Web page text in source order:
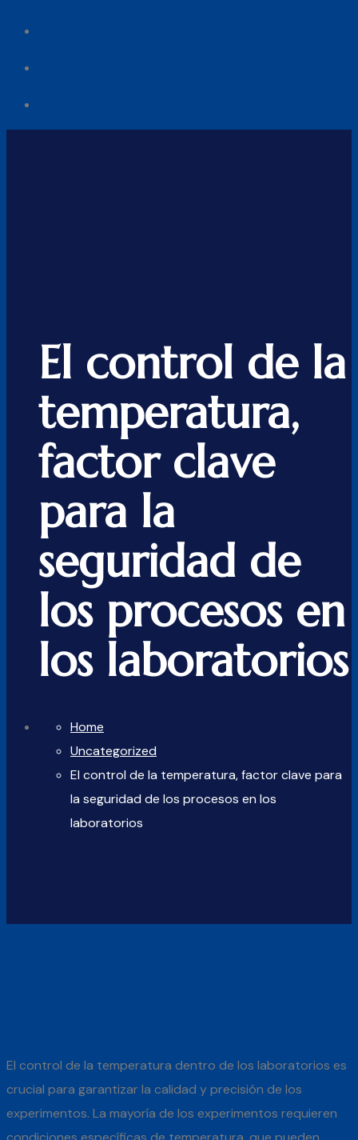
El control de la
temperatura,
factor clave
para la
seguridad de
los procesos en
los laboratorios
Home
Uncategorized
El control de la temperatura, factor clave para
la seguridad de los procesos en los
laboratorios
El control de la temperatura dentro de los laboratorios es
crucial para garantizar la calidad y precisión de los
experimentos. La mayoría de los experimentos requieren